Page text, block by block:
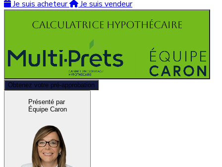
Je suis acheteur
Je suis vendeur
Calculatrice hypothécaire
Obtenez votre pré-approbation
Présenté par
Équipe Caron